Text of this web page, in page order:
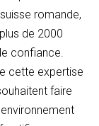
romande,
de 2000
confiance.
cette expertise
faire